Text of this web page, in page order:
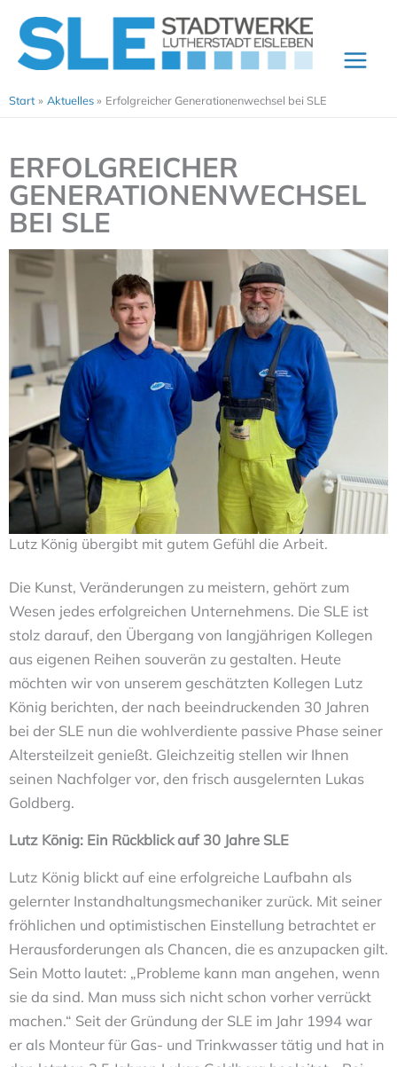
Inhalt
springen
Start Aktuelles Erfolgreicher Generationenwechsel bei SLE
ERFOLGREICHER
GENERATIONENWECHSEL
BEI SLE
Lutz König übergibt mit gutem Gefühl die Arbeit.
Die Kunst, Veränderungen zu meistern, gehört zum
Wesen jedes erfolgreichen Unternehmens. Die SLE ist
stolz darauf, den Übergang von langjährigen Kollegen
aus eigenen Reihen souverän zu gestalten. Heute
möchten wir von unserem geschätzten Kollegen Lutz
König berichten, der nach beeindruckenden 30 Jahren
bei der SLE nun die wohlverdiente passive Phase seiner
Altersteilzeit genießt. Gleichzeitig stellen wir Ihnen
seinen Nachfolger vor, den frisch ausgelernten Lukas
Goldberg.
Lutz König: Ein Rückblick auf 30 Jahre SLE
Lutz König blickt auf eine erfolgreiche Laufbahn als
gelernter Instandhaltungsmechaniker zurück. Mit seiner
fröhlichen und optimistischen Einstellung betrachtet er
Herausforderungen als Chancen, die es anzupacken gilt.
Sein Motto lautet: „Probleme kann man angehen, wenn
sie da sind. Man muss sich nicht schon vorher verrückt
machen.“ Seit der Gründung der SLE im Jahr 1994 war
er als Monteur für Gas- und Trinkwasser tätig und hat in